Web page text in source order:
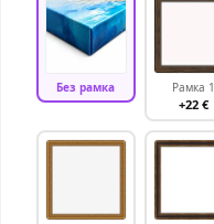
Без рамка Рамка 1
+22 €